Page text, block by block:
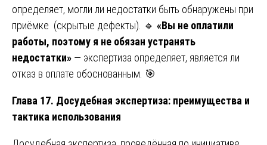
определяет, могли ли недостатки быть обнаружены при
приёмке (скрытые дефекты). 🔹 «Вы не оплатили
работы, поэтому я не обязан устранять
недостатки» — экспертиза определяет, является ли
отказ в оплате обоснованным. 🎯
Глава 17. Досудебная экспертиза: преимущества и
тактика использования